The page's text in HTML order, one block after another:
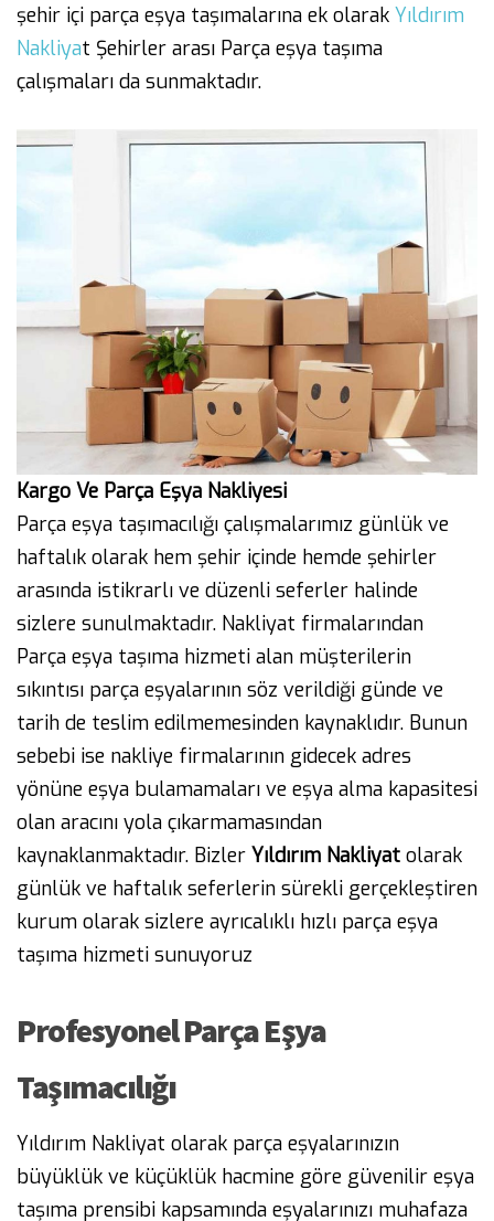
şehir içi parça eşya taşımalarına ek olarak Yıldırım
Nakliyat Şehirler arası Parça eşya taşıma
çalışmaları da sunmaktadır.
Kargo Ve Parça Eşya Nakliyesi
Parça eşya taşımacılığı çalışmalarımız günlük ve
haftalık olarak hem şehir içinde hemde şehirler
arasında istikrarlı ve düzenli seferler halinde
sizlere sunulmaktadır. Nakliyat firmalarından
Parça eşya taşıma hizmeti alan müşterilerin
sıkıntısı parça eşyalarının söz verildiği günde ve
tarih de teslim edilmemesinden kaynaklıdır. Bunun
sebebi ise nakliye firmalarının gidecek adres
yönüne eşya bulamamaları ve eşya alma kapasitesi
olan aracını yola çıkarmamasından
kaynaklanmaktadır. Bizler Yıldırım Nakliyat olarak
günlük ve haftalık seferlerin sürekli gerçekleştiren
kurum olarak sizlere ayrıcalıklı hızlı parça eşya
taşıma hizmeti sunuyoruz
Profesyonel Parça Eşya
Taşımacılığı
Yıldırım Nakliyat olarak parça eşyalarınızın
büyüklük ve küçüklük hacmine göre güvenilir eşya
taşıma prensibi kapsamında eşyalarınızı muhafaza